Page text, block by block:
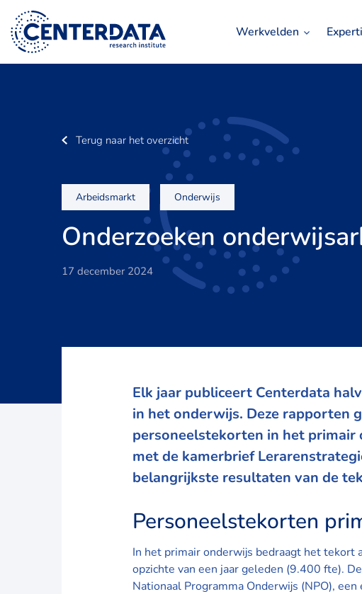
Werkvelden
Terug naar het overzicht
Arbeidsmarkt Onderwijs
Onderzoeken
17 december 2024
Elk jaar publiceert Centerdata
in het onderwijs. Deze rapporten
personeelstekorten in het
met de kamerbrief
belangrijkste resultaten van de
Personeelstekorten
In het primair onderwijs bedraagt het tekort
opzichte van een jaar geleden (9.400 fte).
Nationaal Programma Onderwijs (NPO),